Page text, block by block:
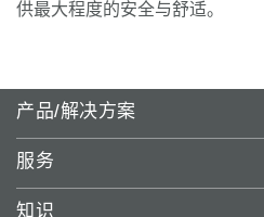
供最大程度的安全与舒适。
产品/解决方案
服务
知识